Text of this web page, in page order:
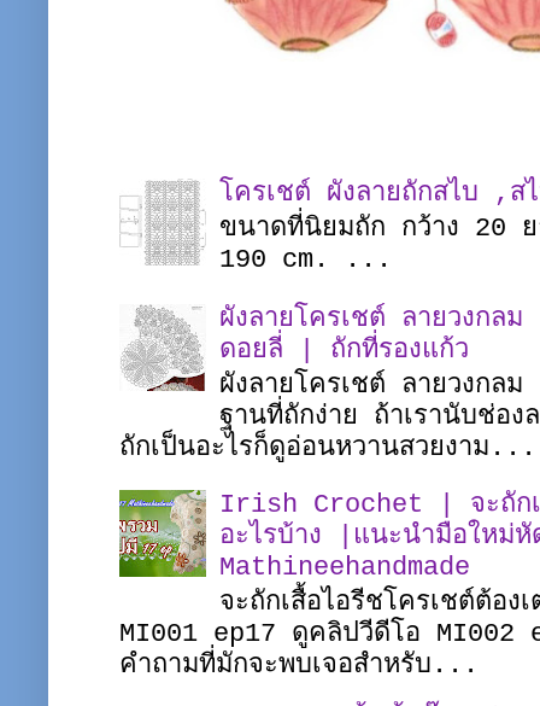
โครเชต์ ผังลายถักสไบ ,ส
ขนาดที่นิยมถัก กว้าง 20
190 cm. ...
ผังลายโครเชต์ ลายวงกล
ดอยลี่ | ถักที่รองแก้ว
ผังลายโครเชต์ ลายวงกล
ฐานที่ถักง่าย ถ้าเรานับช่อง
ถักเป็นอะไรก็ดูอ่อนหวานสวยงาม...
Irish Crochet | จะถักเสื้
อะไรบ้าง |แนะนำมือใหม่
Mathineehandmade
จะถักเสื้อไอรีชโครเชต์ต้อ
MI001 ep17 ดูคลิปวีดีโอ MI002
คำถามที่มักจะพบเจอสำหรับ...